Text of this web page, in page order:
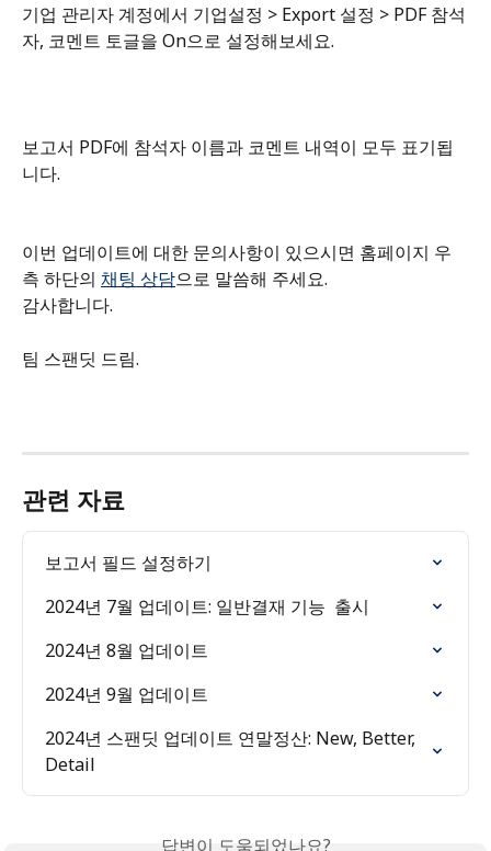
기업 관리자 계정에서 기업설정 > Export 설정 > PDF 참석
자, 코멘트 토글을 On으로 설정해보세요.
보고서 PDF에 참석자 이름과 코멘트 내역이 모두 표기됩
니다.
이번 업데이트에 대한 문의사항이 있으시면 홈페이지 우
측 하단의 채팅 상담으로 말씀해 주세요.
감사합니다.
팀 스팬딧 드림.
관련 자료
보고서 필드 설정하기
2024년 7월 업데이트: 일반결재 기능  출시
2024년 8월 업데이트
2024년 9월 업데이트
2024년 스팬딧 업데이트 연말정산: New, Better,
Detail
답변이 도움되었나요?